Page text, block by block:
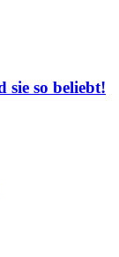
sie so beliebt!